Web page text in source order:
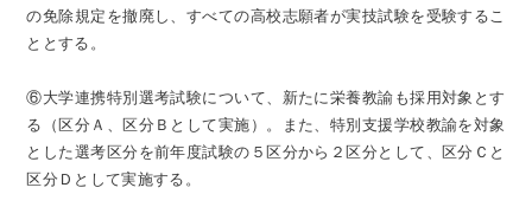
の免除規定を撤廃し、すべての高校志願者が実技試験を受験するこ
ととする。
⑥大学連携特別選考試験について、新たに栄養教諭も採用対象とす
る（区分Ａ、区分Ｂとして実施）。また、特別支援学校教諭を対象
とした選考区分を前年度試験の５区分から２区分として、区分Ｃと
区分Ｄとして実施する。